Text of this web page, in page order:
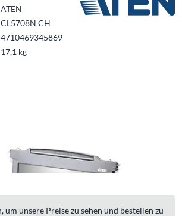
ATEN
CL5708N CH
4710469345869
17,1 kg
um unsere Preise zu sehen und bestellen zu